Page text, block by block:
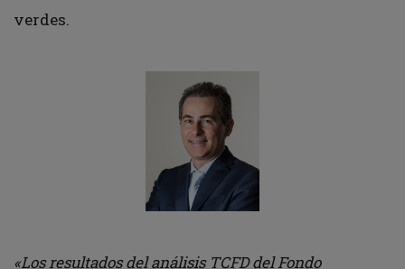
verdes.
«Los resultados del análisis TCFD del Fondo